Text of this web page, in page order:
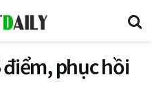
phục hồi